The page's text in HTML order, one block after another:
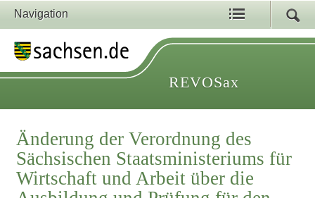
Navigation
REVOSax
Änderung der Verordnung des
Sächsischen Staatsministeriums für
Wirtschaft und Arbeit über die